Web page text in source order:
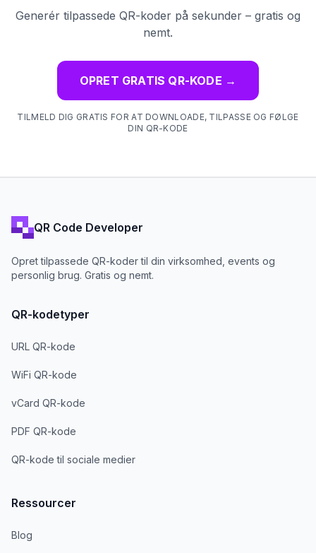
Generér tilpassede QR-koder på sekunder – gratis og
nemt.
OPRET GRATIS QR-KODE →
TILMELD DIG GRATIS FOR AT DOWNLOADE, TILPASSE OG FØLGE
DIN QR-KODE
QR Code Developer
Opret tilpassede QR-koder til din virksomhed, events og
personlig brug. Gratis og nemt.
QR-kodetyper
URL QR-kode
WiFi QR-kode
vCard QR-kode
PDF QR-kode
QR-kode til sociale medier
Ressourcer
Blog